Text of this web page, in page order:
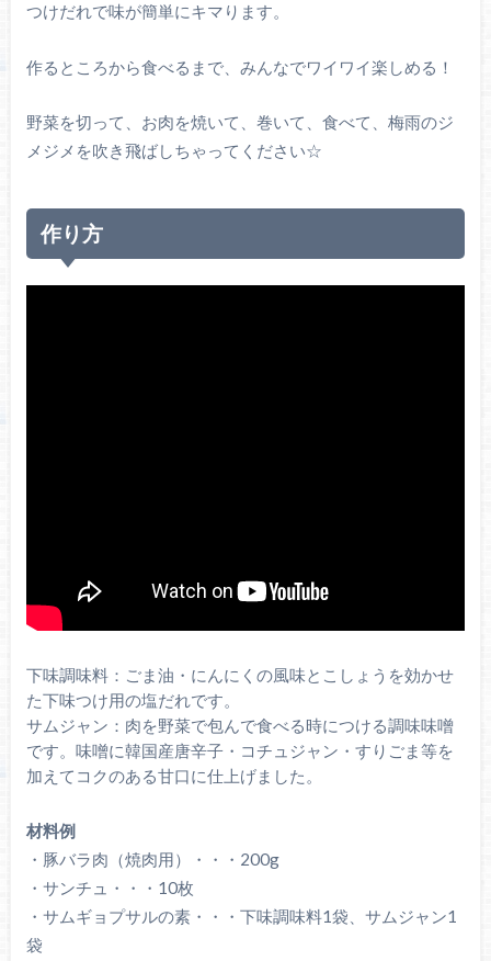
つけだれで味が簡単にキマります。
作るところから食べるまで、みんなでワイワイ楽しめる！
野菜を切って、お肉を焼いて、巻いて、食べて、梅雨のジ
メジメを吹き飛ばしちゃってください☆
作り方
下味調味料：ごま油・にんにくの風味とこしょうを効かせ
た下味つけ用の塩だれです。
サムジャン：肉を野菜で包んで食べる時につける調味味噌
です。味噌に韓国産唐辛子・コチュジャン・すりごま等を
加えてコクのある甘口に仕上げました。
材料例
・豚バラ肉（焼肉用）・・・200g
・サンチュ・・・10枚
・サムギョプサルの素・・・下味調味料1袋、サムジャン1
袋